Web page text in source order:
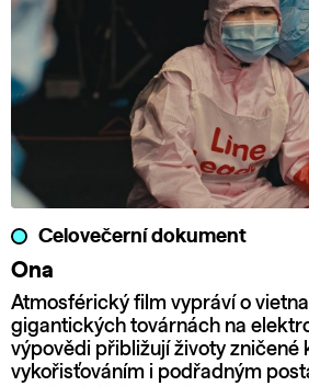
Celovečerní dokument
Ona
Atmosférický film vypráví o
gigantických továrnách na
výpovědi přibližují životy zničené
vykořisťováním i podřadným